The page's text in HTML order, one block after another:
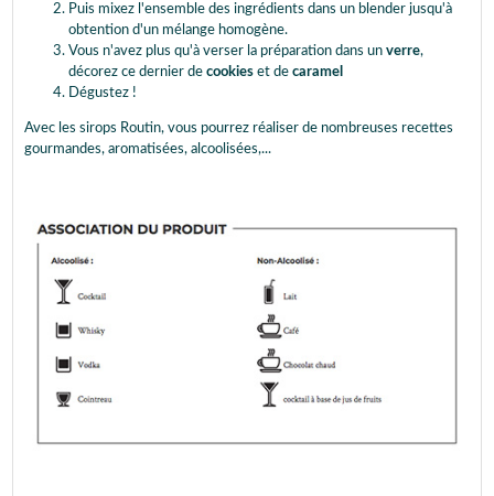
Puis mixez l'ensemble des ingrédients dans un blender jusqu'à
obtention d'un mélange homogène.
Vous n'avez plus qu'à verser la préparation dans un verre,
décorez ce dernier de cookies et de caramel
Dégustez !
Avec les sirops Routin, vous pourrez réaliser de nombreuses recettes
gourmandes, aromatisées, alcoolisées,...